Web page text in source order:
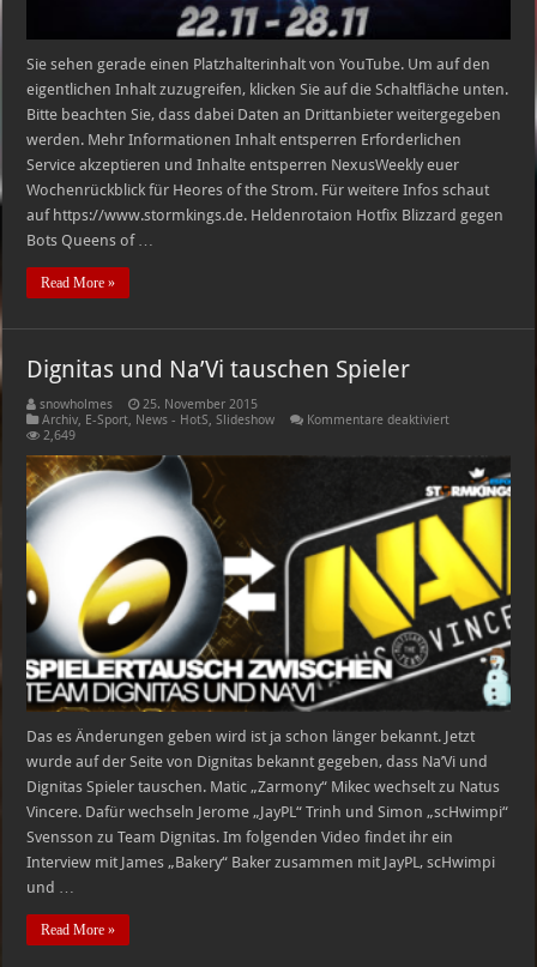
Sie sehen gerade einen Platzhalterinhalt von YouTube. Um auf den
eigentlichen Inhalt zuzugreifen, klicken Sie auf die Schaltfläche unten.
Bitte beachten Sie, dass dabei Daten an Drittanbieter weitergegeben
werden. Mehr Informationen Inhalt entsperren Erforderlichen
Service akzeptieren und Inhalte entsperren NexusWeekly euer
Wochenrückblick für Heores of the Strom. Für weitere Infos schaut
auf https://www.stormkings.de. Heldenrotaion Hotfix Blizzard gegen
Bots Queens of …
Read More »
Dignitas und Na’Vi tauschen Spieler
snowholmes
25. November 2015
Archiv E-Sport News - HotS ,Slideshow Kommentare deaktiviertfür
Na’Vi
tauschen
Spieler
2,649
Das es Änderungen geben wird ist ja schon länger bekannt. Jetzt
wurde auf der Seite von Dignitas bekannt gegeben, dass Na’Vi und
Dignitas Spieler tauschen. Matic „Zarmony“ Mikec wechselt zu Natus
Vincere. Dafür wechseln Jerome „JayPL“ Trinh und Simon „scHwimpi“
Svensson zu Team Dignitas. Im folgenden Video findet ihr ein
Interview mit James „Bakery“ Baker zusammen mit JayPL, scHwimpi
und …
Read More »